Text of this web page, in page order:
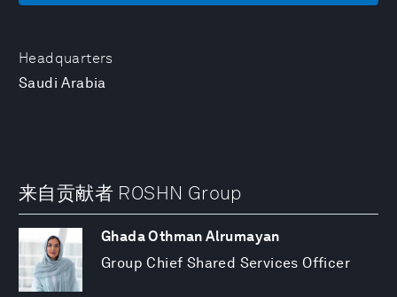
Headquarters
Saudi Arabia
来自贡献者 ROSHN Group
Ghada Othman Alrumayan
Group Chief Shared Services Officer